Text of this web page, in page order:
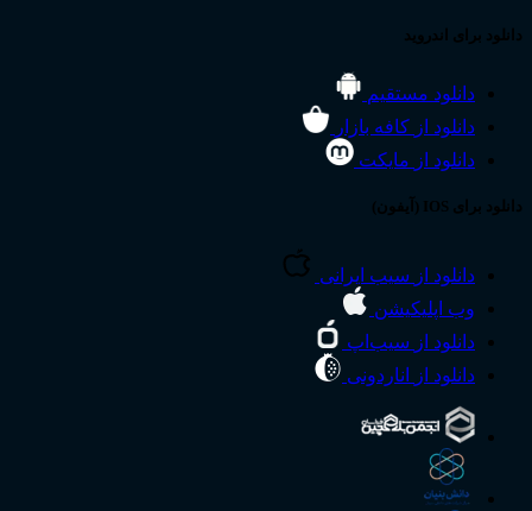
دانلود برای اندروید
دانلود مستقیم
دانلود از کافه بازار
دانلود از مایکت
دانلود برای IOS (آیفون)
دانلود از سیب ایرانی
وب اپلیکیشن
دانلود از سیب‌اپ
دانلود از
اناردونی